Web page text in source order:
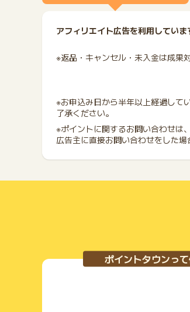
アフィリエイト広告を利用していま
※返品・キャンセル・未入金は成果
※お申込み日から半年以上経過して
了承ください。
※ポイントに関するお問い合わせは、
広告主に直接お問い合わせをした
ポイントタウンっ